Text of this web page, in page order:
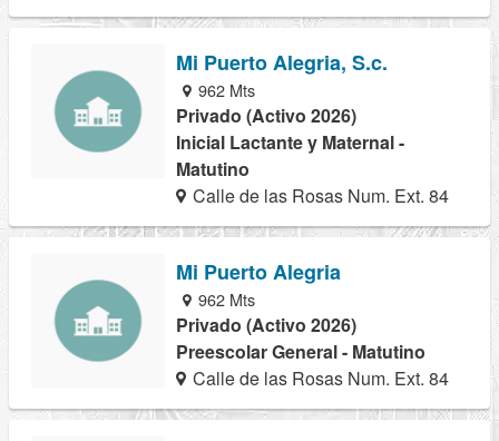
Mi Puerto Alegria, S.c.
962 Mts
Privado (Activo 2026)
Inicial Lactante y Maternal -
Matutino
Calle de las Rosas Num. Ext. 84
Mi Puerto Alegria
962 Mts
Privado (Activo 2026)
Preescolar General - Matutino
Calle de las Rosas Num. Ext. 84